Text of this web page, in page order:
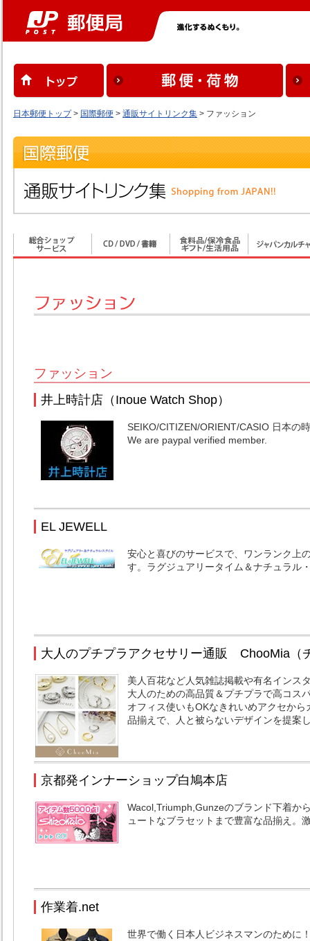
日本郵便トップ> 国際郵便 > 通販サイトリンク集 > ファッション
ファッション
井上時計店（Inoue Watch Shop）
SEIKO/CITIZEN/ORIENT/CASIO 日本の
We are paypal verified member.
EL JEWELL
安心と喜びのサービスで、ワンランク上
す。ラグジュアリータイム＆ナチュラル
大人のプチプラアクセサリー通販 ChooMia（
美人百花など人気雑誌掲載や有名インス
大人のための高品質＆プチプラで高コス
オフィス使いもOKなきれいめアクセか
品揃えで、人と被らないデザインを提案
京都発インナーショップ白鳩本店
Wacol,Triumph,Gunzeのブランド下着か
ュートなブラセットまで豊富な品揃え。
作業着.net
世界で働く日本人ビジネスマンのために